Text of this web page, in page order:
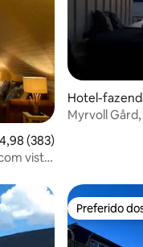
de uma avaliação
4,98 (383)
vista
Hotel-
Myrvoll Gård,
hóspedes Preferido
Preferido